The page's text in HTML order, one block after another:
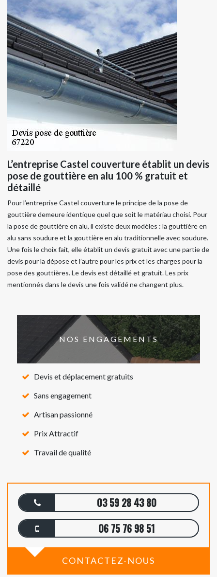
L’entreprise Castel couverture établit un devis
pose de gouttière en alu 100 % gratuit et
détaillé
Pour l’entreprise Castel couverture le principe de la pose de
gouttière demeure identique quel que soit le matériau choisi. Pour
la pose de gouttière en alu, il existe deux modèles : la gouttière en
alu sans soudure et la gouttière en alu traditionnelle avec soudure.
Une fois le choix fait, elle établit un devis gratuit avec une partie de
devis pour la dépose et l’autre pour les prix et les charges pour la
pose des gouttières. Le devis est détaillé et gratuit. Les prix
mentionnés dans le devis une fois validé ne changent plus.
NOS ENGAGEMENTS
Devis et déplacement gratuits
Sans engagement
Artisan passionné
Prix Attractif
Travail de qualité
03 59 28 43 80
06 75 76 98 51
CONTACTEZ-NOUS